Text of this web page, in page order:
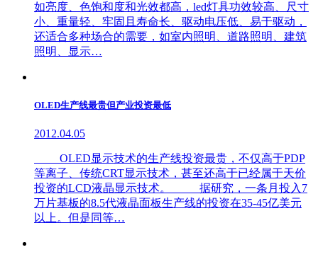
如亮度、色饱和度和光效都高，led灯具功效较高、尺寸
小、重量轻、牢固且寿命长、驱动电压低、易于驱动，
还适合多种场合的需要，如室内照明、道路照明、建筑
照明、显示…
OLED生产线最贵但产业投资最低
2012.04.05
OLED显示技术的生产线投资最贵，不仅高于PDP
等离子、传统CRT显示技术，甚至还高于已经属于天价
投资的LCD液晶显示技术。 据研究，一条月投入7
万片基板的8.5代液晶面板生产线的投资在35-45亿美元
以上。但是同等…